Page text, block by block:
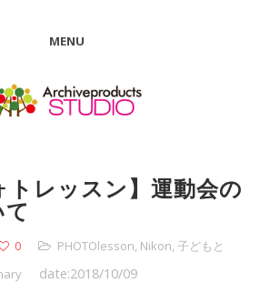
MENU
トレッスン】運動会の
0 PHOTOlesson, Nikon,子どもと
date:2018/10/09